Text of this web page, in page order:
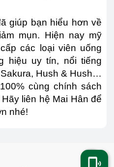
giúp bạn hiểu hơn về
mụn. Hiện nay mỹ
các loại viên uống
hiệu uy tín, nổi tiếng
Hush & Hush…
cùng chính sách
liên hệ Mai Hân để
nhé!